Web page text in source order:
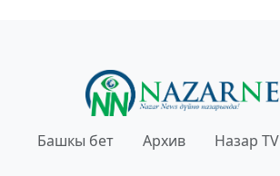
Башкы бет Архив Назар TV